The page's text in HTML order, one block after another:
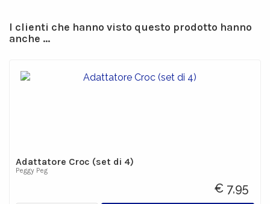
I clienti che hanno visto questo prodotto hanno
anche ...
Adattatore Croc (set di 4)
Peggy Peg
€ 7,95